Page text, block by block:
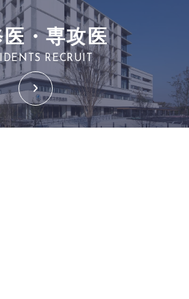
・専攻医
RECRUIT